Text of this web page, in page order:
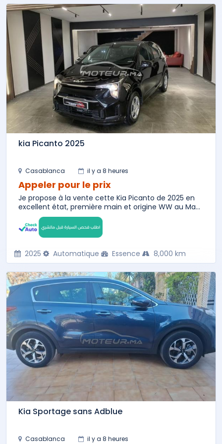
kia Picanto 2025
Casablanca il y a 8 heures
Appeler pour le prix
Je propose à la vente cette Kia Picanto de 2025 en
excellent état, première main et origine WW au Ma...
2025 Automatique Essence 8,000 km
Kia Sportage sans Adblue
Casablanca il y a 8 heures